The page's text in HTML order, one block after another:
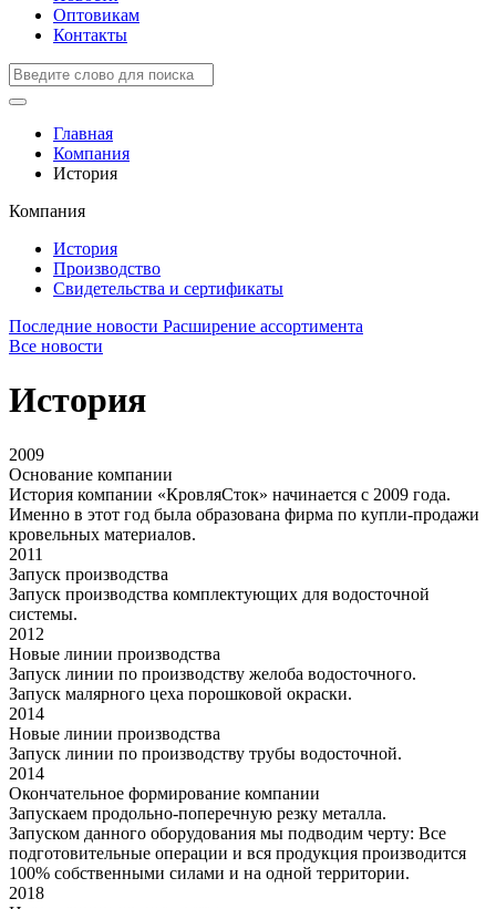
Оптовикам
Контакты
Главная
Компания
История
Компания
История
Производство
Свидетельства и сертификаты
Последние новости Расширение ассортимента
Все новости
История
2009
Основание компании
История компании «КровляСток» начинается с 2009 года.
Именно в этот год была образована фирма по купли-продажи
кровельных материалов.
2011
Запуск производства
Запуск производства комплектующих для водосточной
системы.
2012
Новые линии производства
Запуск линии по производству желоба водосточного.
Запуск малярного цеха порошковой окраски.
2014
Новые линии производства
Запуск линии по производству трубы водосточной.
2014
Окончательное формирование компании
Запускаем продольно-поперечную резку металла.
Запуском данного оборудования мы подводим черту: Все
подготовительные операции и вся продукция производится
100% собственными силами и на одной территории.
2018